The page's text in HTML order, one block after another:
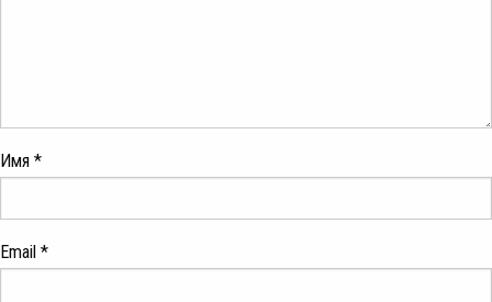
Имя *
Email *